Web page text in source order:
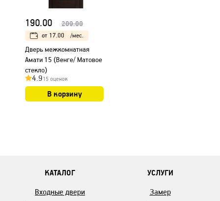
190.00 209.00
от 17.00 /мес.
Дверь межкомнатная
Амати 15 (Венге/ Матовое
стекло)
4.915 оценок
В корзину
КАТАЛОГ
Входные двери
УСЛУГИ
Замер